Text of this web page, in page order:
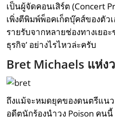
เป็นผู้จัดคอนเสิร์ต (Concert
เพิ่งตีพิมพ์พ็อคเก็ตบุ๊คส์ของตัวเ
รายรับจากหลายช่องทางเยอ
ธุรกิจ’ อย่างไรไหวล่ะครับ
Bret Michaels แห่ง
ถึงแม้จะหมดยุคของดนตรีแน
อดีตนักร้องนำวง Poison คน